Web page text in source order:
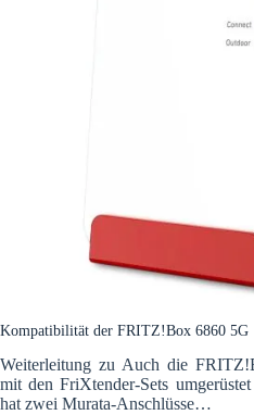
Kompatibilität der FRITZ!Box 6860 5G
Weiterleitung zu Auch die
mit den FriXtender-Sets
hat zwei Murata-Anschlüsse…